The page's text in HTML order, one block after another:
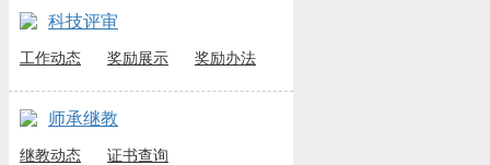
科技评审
工作动态 奖励展示 奖励办法
师承继教
继教动态 证书查询